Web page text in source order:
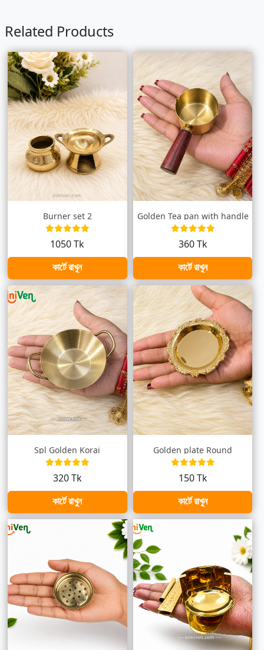
Related Products
Burner set 2
1050 Tk
কার্টে রাখুন
Golden Tea pan with handle
360 Tk
কার্টে রাখুন
Spl Golden Korai
320 Tk
কার্টে রাখুন
Golden plate Round
150 Tk
কার্টে রাখুন